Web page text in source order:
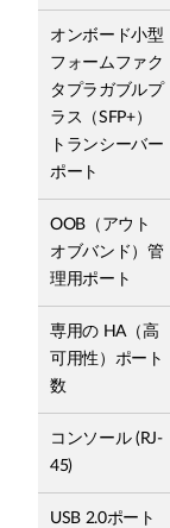
オンボード小型
フォームファク
タプラガブルプ
ラス（SFP+）
トランシーバー
ポート
OOB（アウト
オブバンド）管
理用ポート
専用の HA（高
可用性）ポート
数
コンソール (RJ-
45)
USB 2.0ポート